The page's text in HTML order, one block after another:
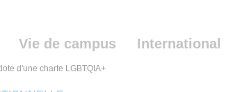
Vie de campus International
d'une charte LGBTQIA+